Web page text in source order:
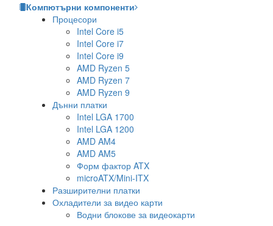
Компютърни компоненти
Процесори
Intel Core i5
Intel Core i7
Intel Core i9
AMD Ryzen 5
AMD Ryzen 7
AMD Ryzen 9
Дънни платки
Intel LGA 1700
Intel LGA 1200
AMD AM4
AMD AM5
Форм фактор ATX
microATX/Mini-ITX
Разширителни платки
Охладители за видео карти
Водни блокове за видеокарти